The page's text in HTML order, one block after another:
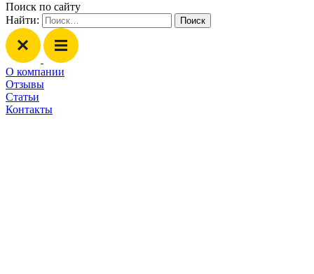
Поиск по сайту
Найти:
О компании
Отзывы
Статьи
Контакты